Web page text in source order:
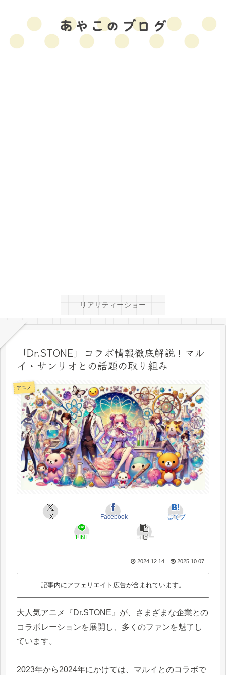
リアリティーショー
「Dr.STONE」コラボ情報徹底解説！マル
イ・サンリオとの話題の取り組み
アニメ
X Facebook はてブ
LINE コピー
2024.12.14 2025.10.07
記事内にアフェリエイト広告が含まれています。
大人気アニメ『Dr.STONE』が、さまざまな企業との
コラボレーションを展開し、多くのファンを魅了し
ています。
2023年から2024年にかけては、マルイとのコラボで